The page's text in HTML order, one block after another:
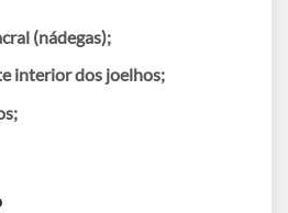
(nádegas);
interior dos joelhos;